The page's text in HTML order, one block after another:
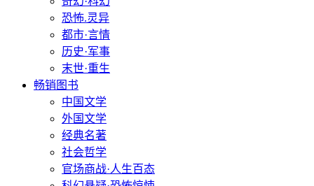
恐怖.灵异
都市·言情
历史·军事
末世·重生
畅销图书
中国文学
外国文学
经典名著
社会哲学
官场商战·人生百态